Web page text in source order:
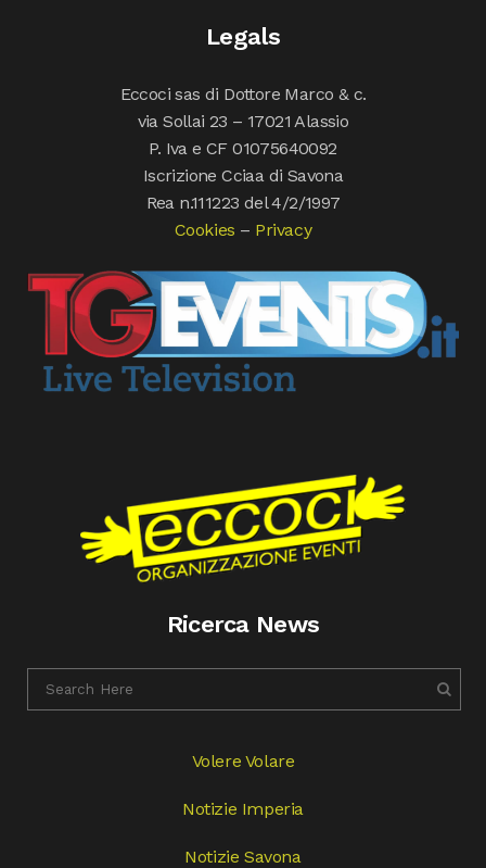
Legals
Eccoci sas di Dottore Marco & c.
via Sollai 23 – 17021 Alassio
P. Iva e CF 01075640092
Iscrizione Cciaa di Savona
Rea n.111223 del 4/2/1997
Cookies – Privacy
Ricerca News
Volere Volare
Notizie Imperia
Notizie Savona